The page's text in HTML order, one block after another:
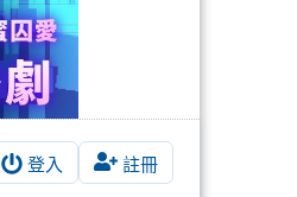
登入 註冊